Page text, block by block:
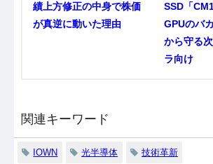
績上方修正の中身で株価
が真逆に動いた理由
SSD「
GPUのバ
から守る
ラ向け
関連キーワード
IOWN 光半導体 技術革新